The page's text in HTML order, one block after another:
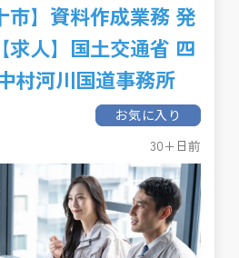
市】資料作成業務 発
求人】国土交通省 四
村河川国道事務所
お気に入り
30+日前